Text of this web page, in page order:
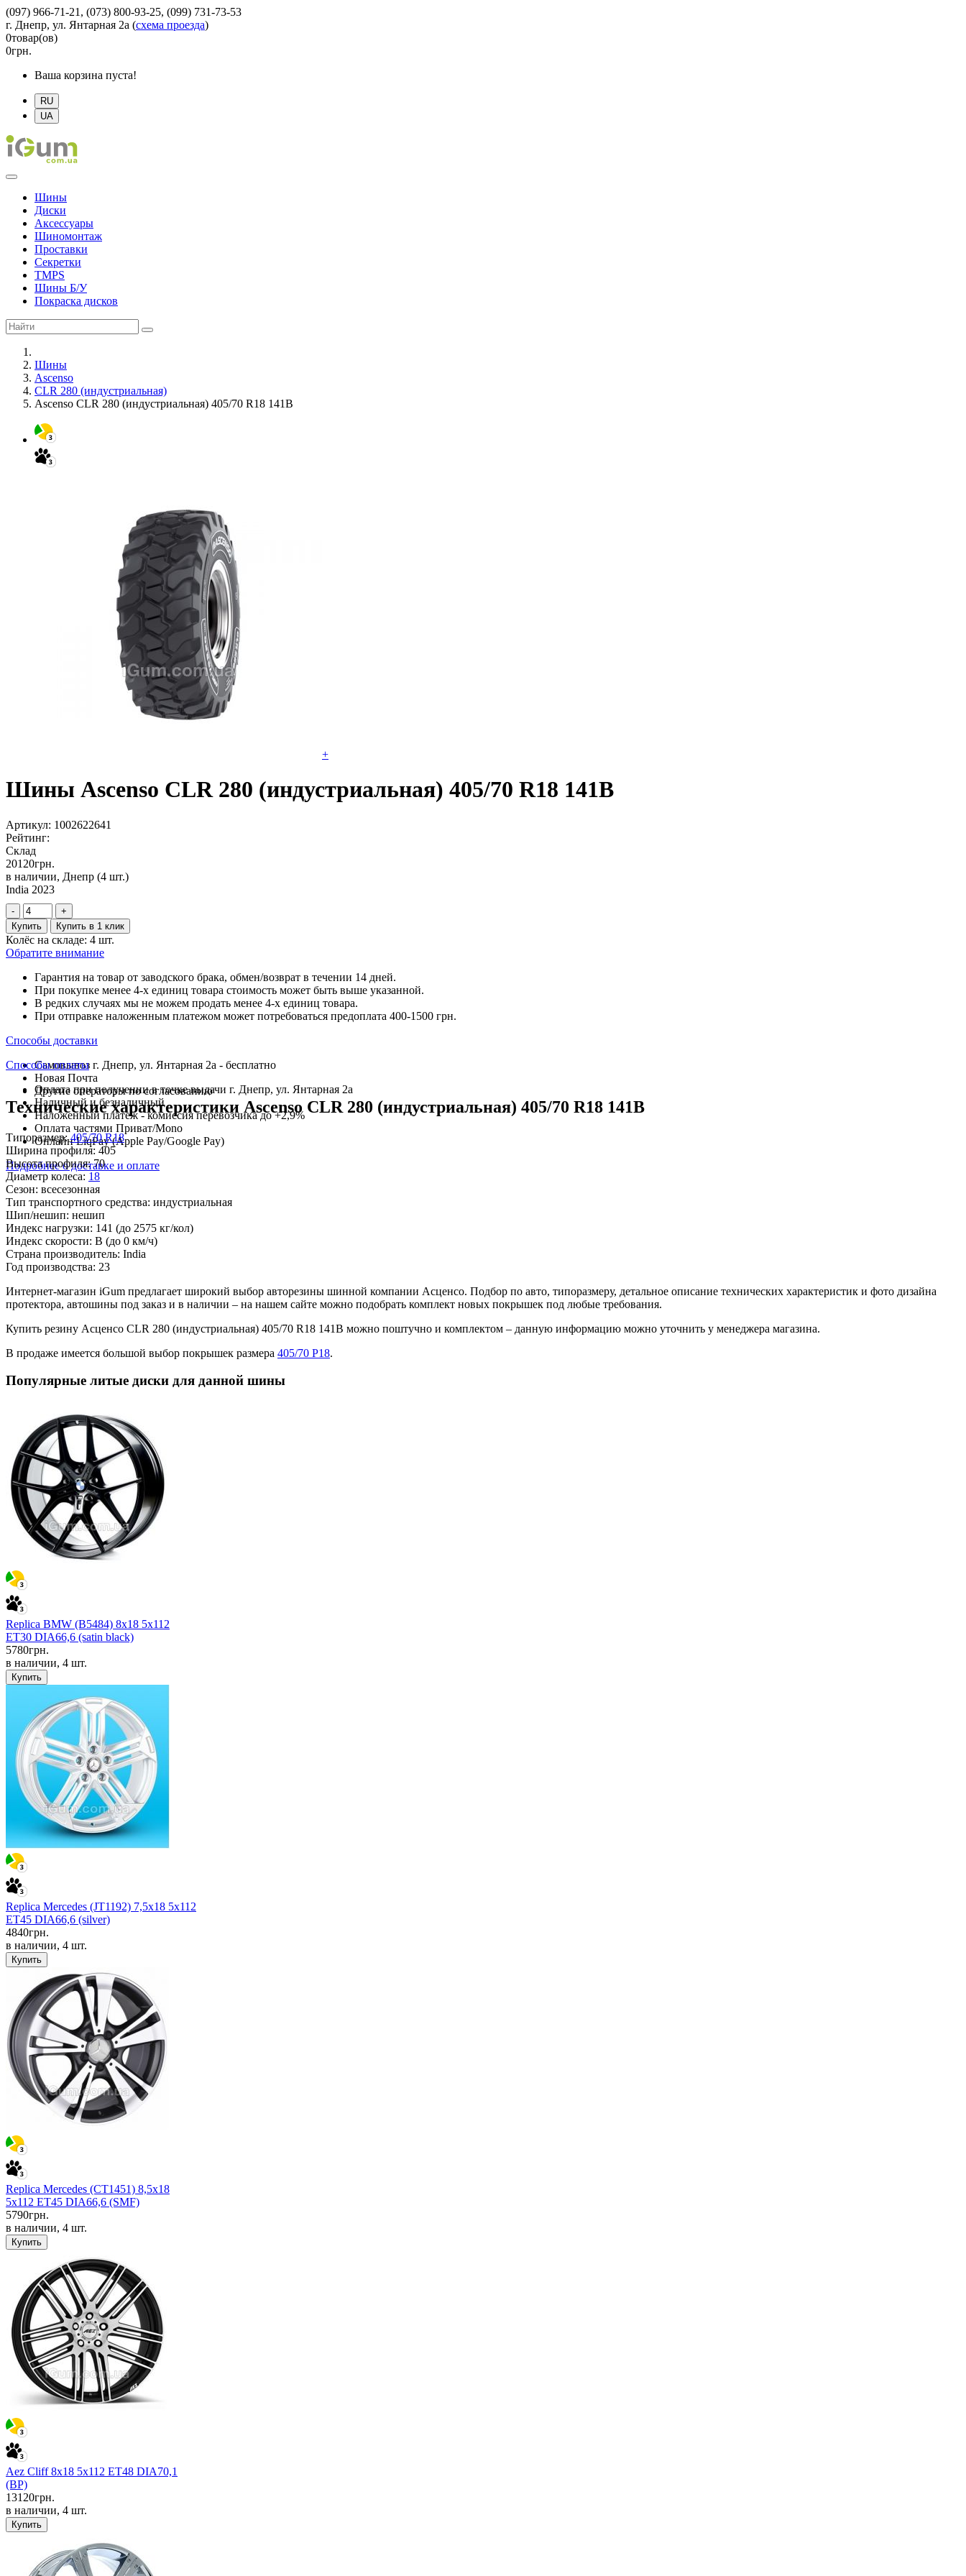
(097) 966-71-21, (073) 800-93-25, (099) 731-73-53
г. Днепр, ул. Янтарная 2а (схема проезда)
0товар(ов)
0грн.
Ваша корзина пуста!
RU
UA
Шины
Диски
Аксессуары
Шиномонтаж
Проставки
Секретки
TMPS
Шины Б/У
Покраска дисков
Шины
Ascenso
CLR 280 (индустриальная)
Ascenso CLR 280 (индустриальная) 405/70 R18 141B
+
Шины Ascenso CLR 280 (индустриальная) 405/70 R18 141B
Артикул: 1002622641
Рейтинг:
Склад
20120грн.
в наличии, Днепр (4 шт.)
India 2023
-
+
Купить
Купить в 1 клик
Колёс на складе: 4 шт.
Обратите внимание
Гарантия на товар от заводского брака, обмен/возврат в течении 14 дней.
При покупке менее 4-х единиц товара стоимость может быть выше указанной.
В редких случаях мы не можем продать менее 4-х единиц товара.
При отправке наложенным платежом может потребоваться предоплата 400-1500 грн.
Способы доставки
Самовывоз г. Днепр, ул. Янтарная 2а - бесплатно
Новая Почта
Другие операторы по согласованию
Способы оплаты
Оплата при получении в точке выдачи г. Днепр, ул. Янтарная 2а
Наличный и безналичный
Наложенный платеж - комиссия перевозчика до +2,9%
Оплата частями Приват/Mono
Онлайн LiqPay (Apple Pay/Google Pay)
Подробнее о доставке и оплате
Технические характеристики Ascenso CLR 280 (индустриальная) 405/70 R18 141B
Типоразмер:405/70 R18
Ширина профиля: 405
Высота профиля:70
Диаметр колеса: 18
Сезон: всесезонная
Тип транспортного средства: индустриальная
Шип/нешип: нешип
Индекс нагрузки: 141 (до 2575 кг/кол)
Индекс скорости: B (до 0 км/ч)
Страна производитель: India
Год производства: 23
Интернет-магазин iGum предлагает широкий выбор авторезины шинной компании Асценсо. Подбор по авто, типоразмеру, детальное описание технических характеристик и фото дизайна
протектора, автошины под заказ и в наличии – на нашем сайте можно подобрать комплект новых покрышек под любые требования.
Купить резину Асценсо CLR 280 (индустриальная) 405/70 R18 141B можно поштучно и комплектом – данную информацию можно уточнить у менеджера магазина.
В продаже имеется большой выбор покрышек размера 405/70 Р18.
Популярные литые диски для данной шины
Replica BMW (B5484) 8x18 5x112
ET30 DIA66,6 (satin black)
5780грн.
в наличии, 4 шт.
Купить
Replica Mercedes (JT1192) 7,5x18 5x112
ET45 DIA66,6 (silver)
4840грн.
в наличии, 4 шт.
Купить
Replica Mercedes (CT1451) 8,5x18
5x112 ET45 DIA66,6 (SMF)
5790грн.
в наличии, 4 шт.
Купить
Aez Cliff 8x18 5x112 ET48 DIA70,1
(BP)
13120грн.
в наличии, 4 шт.
Купить